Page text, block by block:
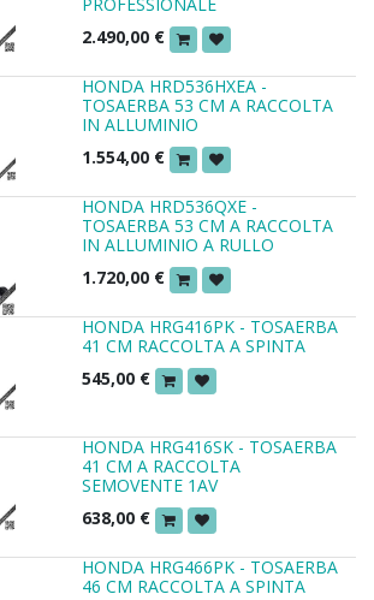
PROFESSIONALE
2.490,00 €
HONDA HRD536HXEA -
TOSAERBA 53 CM A RACCOLTA
IN ALLUMINIO
1.554,00 €
HONDA HRD536QXE -
TOSAERBA 53 CM A RACCOLTA
IN ALLUMINIO A RULLO
1.720,00 €
HONDA HRG416PK - TOSAERBA
41 CM RACCOLTA A SPINTA
545,00 €
HONDA HRG416SK - TOSAERBA
41 CM A RACCOLTA
SEMOVENTE 1AV
638,00 €
HONDA HRG466PK - TOSAERBA
46 CM RACCOLTA A SPINTA